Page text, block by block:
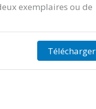
exemplaires ou de
Télécharger